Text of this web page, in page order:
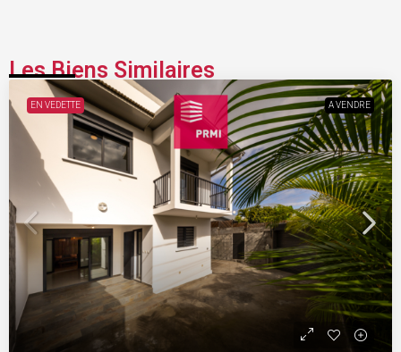
Les Biens Similaires
EN VEDETTE A VENDRE